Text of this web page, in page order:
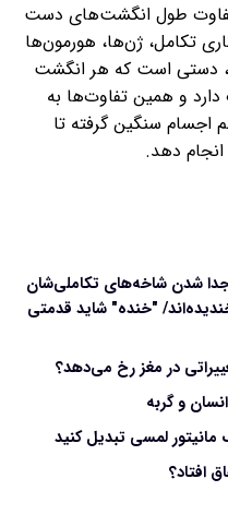
تفاوت طول انگشت‌های دست
تکامل، ژن‌ها، هورمون‌ها
دستی است که هر انگشت
و همین تفاوت‌ها به
اجسام سنگین گرفته تا
دهد.
شدن شاخه‌های تکاملی‌شان
"خنده" شاید قدمتی
در مغز رخ می‌دهد؟
و گربه
مانیتور لمسی تبدیل کنید
افتاد؟